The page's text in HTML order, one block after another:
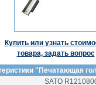
Купить или узнать
товара, задать вопрос
" Печатающая
SATO